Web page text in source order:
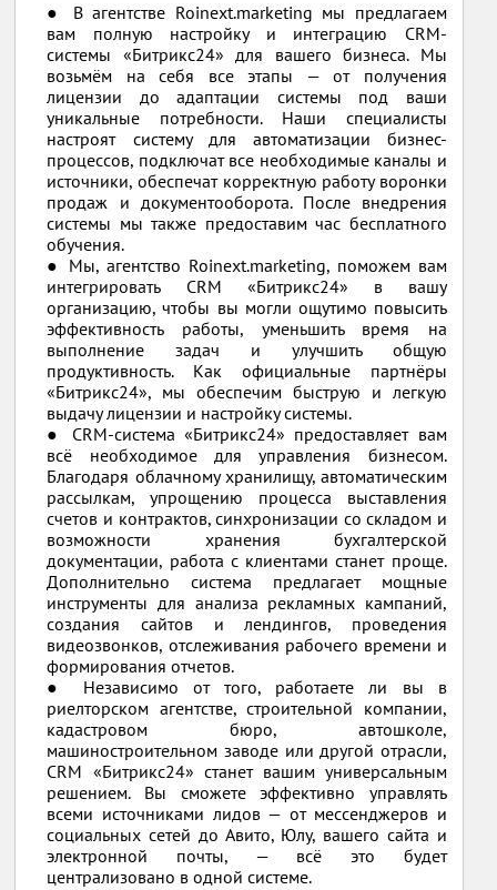
● В агентстве Roinext.marketing мы предлагаем
вам полную настройку и интеграцию CRM-
системы «Битрикс24» для вашего бизнеса. Мы
возьмём на себя все этапы — от получения
лицензии до адаптации системы под ваши
уникальные потребности. Наши специалисты
настроят систему для автоматизации бизнес-
процессов, подключат все необходимые каналы и
источники, обеспечат корректную работу воронки
продаж и документооборота. После внедрения
системы мы также предоставим час бесплатного
обучения.
● Мы, агентство Roinext.marketing, поможем вам
интегрировать CRM «Битрикс24» в вашу
организацию, чтобы вы могли ощутимо повысить
эффективность работы, уменьшить время на
выполнение задач и улучшить общую
продуктивность. Как официальные партнёры
«Битрикс24», мы обеспечим быструю и легкую
выдачу лицензии и настройку системы.
● CRM-система «Битрикс24» предоставляет вам
всё необходимое для управления бизнесом.
Благодаря облачному хранилищу, автоматическим
рассылкам, упрощению процесса выставления
счетов и контрактов, синхронизации со складом и
возможности хранения бухгалтерской
документации, работа с клиентами станет проще.
Дополнительно система предлагает мощные
инструменты для анализа рекламных кампаний,
создания сайтов и лендингов, проведения
видеозвонков, отслеживания рабочего времени и
формирования отчетов.
● Независимо от того, работаете ли вы в
риелторском агентстве, строительной компании,
кадастровом бюро, автошколе,
машиностроительном заводе или другой отрасли,
CRM «Битрикс24» станет вашим универсальным
решением. Вы сможете эффективно управлять
всеми источниками лидов — от мессенджеров и
социальных сетей до Авито, Юлу, вашего сайта и
электронной почты, — всё это будет
централизовано в одной системе.